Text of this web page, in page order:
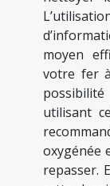
moyen
votre fer
utilisant
oxygénée
repasser.